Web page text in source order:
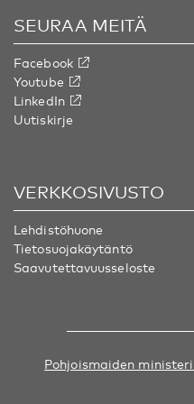
SEURAA MEITÄ
Facebook
Youtube
LinkedIn
Uutiskirje
VERKKOSIVUSTO
Lehdistöhuone
Tietosuojakäytäntö
Saavutettavuusseloste
Pohjoismaiden